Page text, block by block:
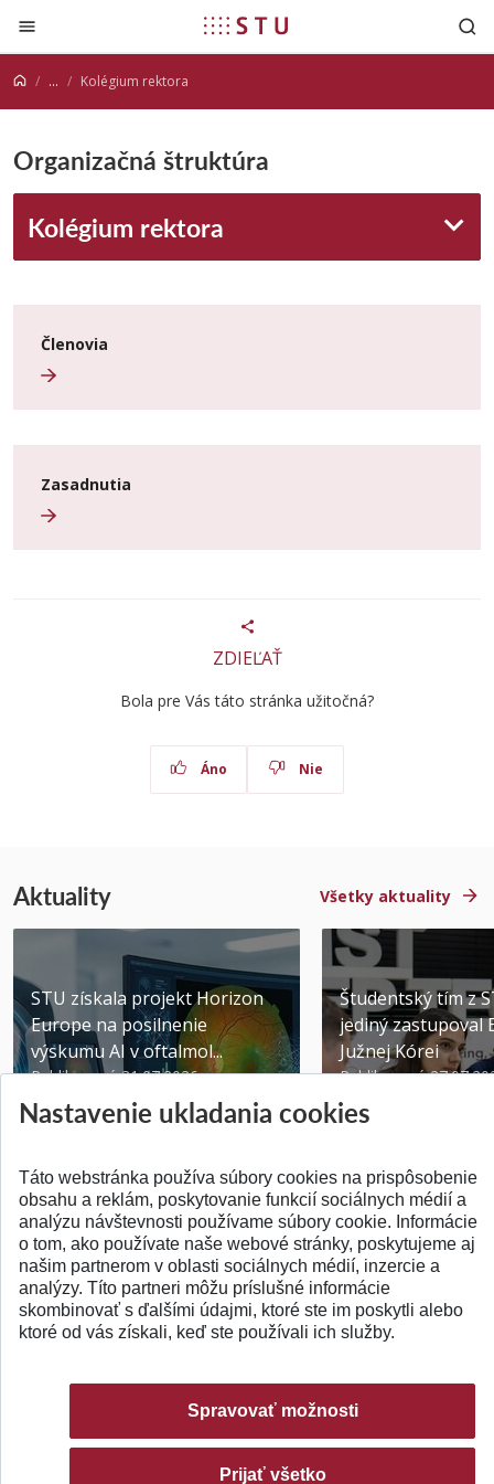
Prejsť na obsah
... Kolégium rektora
Organizačná štruktúra
Kolégium rektora
Členovia
Zasadnutia
ZDIEĽAŤ
Bola pre Vás táto stránka užitočná?
Áno Nie
Aktuality Všetky aktuality
STU získala projekt Horizon
Europe na posilnenie
výskumu AI v oftalmol...
Publikované 31.07.2026
Študentský tím z
jediný zastupoval
Južnej Kórei
Publikované
SPÄŤ NA VRCH
Nastavenie ukladania cookies
Táto webstránka používa súbory cookies na prispôsobenie
obsahu a reklám, poskytovanie funkcií sociálnych médií a
analýzu návštevnosti používame súbory cookie. Informácie
o tom, ako používate naše webové stránky, poskytujeme aj
našim partnerom v oblasti sociálnych médií, inzercie a
analýzy. Títo partneri môžu príslušné informácie
skombinovať s ďalšími údajmi, ktoré ste im poskytli alebo
ktoré od vás získali, keď ste používali ich služby.
Spravovať možnosti
Prijať všetko